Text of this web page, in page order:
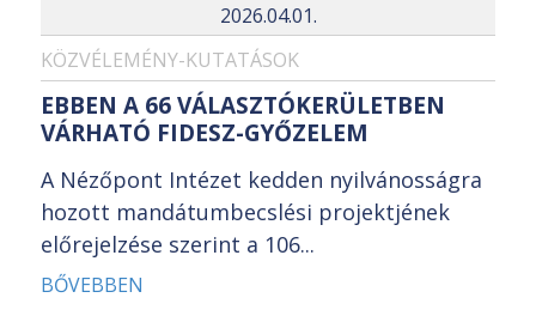
2026.04.01.
KÖZVÉLEMÉNY-KUTATÁSOK
EBBEN A 66 VÁLASZTÓKERÜLETBEN
VÁRHATÓ FIDESZ-GYŐZELEM
A Nézőpont Intézet kedden nyilvánosságra
hozott mandátumbecslési projektjének
előrejelzése szerint a 106...
BŐVEBBEN